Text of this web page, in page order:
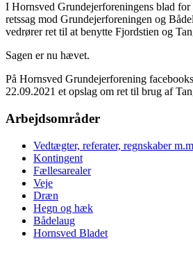
I Hornsved Grundejerforeningens blad for
retssag mod Grundejerforeningen og
vedrører ret til at benytte Fjordstien og
Sagen er nu hævet.
På Hornsved Grundejerforening
22.09.2021 et opslag om ret til brug af
Arbejdsområder
Vedtægter, referater, regnskaber
Kontingent
Fællesarealer
Veje
Dræn
Hegn og hæk
Bådelaug
Hornsved Bladet